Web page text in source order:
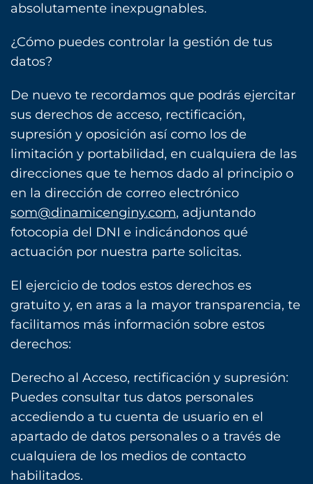
absolutamente inexpugnables.
¿Cómo puedes controlar la gestión de tus
datos?
De nuevo te recordamos que podrás ejercitar
sus derechos de acceso, rectificación,
supresión y oposición así como los de
limitación y portabilidad, en cualquiera de las
direcciones que te hemos dado al principio o
en la dirección de correo electrónico
som@dinamicenginy.com, adjuntando
fotocopia del DNI e indicándonos qué
actuación por nuestra parte solicitas.
El ejercicio de todos estos derechos es
gratuito y, en aras a la mayor transparencia, te
facilitamos más información sobre estos
derechos:
Derecho al Acceso, rectificación y supresión:
Puedes consultar tus datos personales
accediendo a tu cuenta de usuario en el
apartado de datos personales o a través de
cualquiera de los medios de contacto
habilitados.